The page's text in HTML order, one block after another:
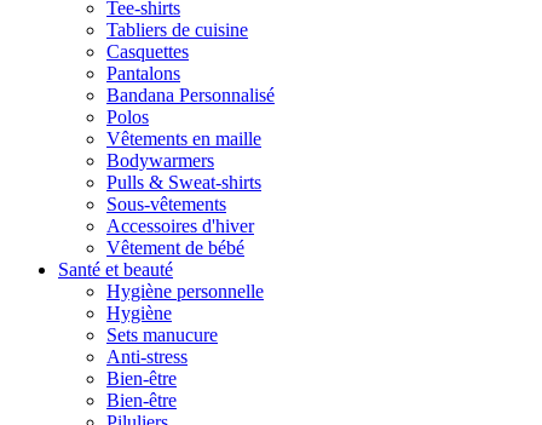
Tee-shirts
Tabliers de cuisine
Casquettes
Pantalons
Bandana Personnalisé
Polos
Vêtements en maille
Bodywarmers
Pulls & Sweat-shirts
Sous-vêtements
Accessoires d'hiver
Vêtement de bébé
Santé et beauté
Hygiène personnelle
Hygiène
Sets manucure
Anti-stress
Bien-être
Bien-être